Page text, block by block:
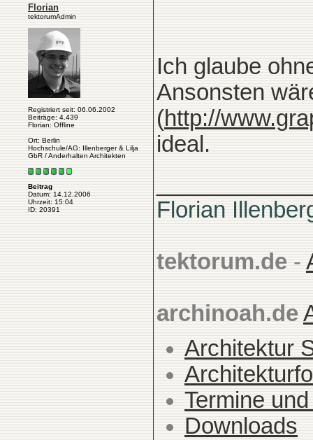
Florian
tektorumAdmin
Registriert seit: 06.06.2002
Beiträge: 4.439
Florian: Offline
Ort: Berlin
Hochschule/AG: Illenberger & Lilja
GbR / Anderhalten Architekten
Beitrag
Datum: 14.12.2006
Uhrzeit: 15:04
ID: 20391
Ich glaube
Ansonsten
(http://
ideal.
Florian
tektorum.de -
archinoah.de
Architektur
Termine
Downloads